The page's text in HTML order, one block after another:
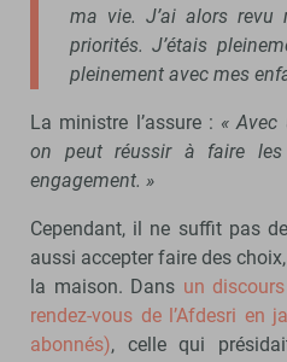
ma vie. J’ai alors revu
priorités. J’étais
pleinement avec mes
La ministre l’assure : « Avec
on peut réussir à faire
engagement. »
Cependant, il ne suffit pas
aussi accepter faire des
la maison. Dans un
rendez-vous de l’Afdesri en
abonnés), celle qui